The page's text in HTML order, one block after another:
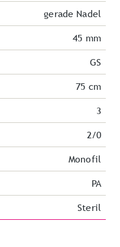
gerade Nadel
45 mm
GS
75 cm
3
2/0
Monofil
PA
Steril